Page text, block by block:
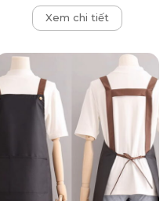
Được
xếp
hạng
Xem chi tiết